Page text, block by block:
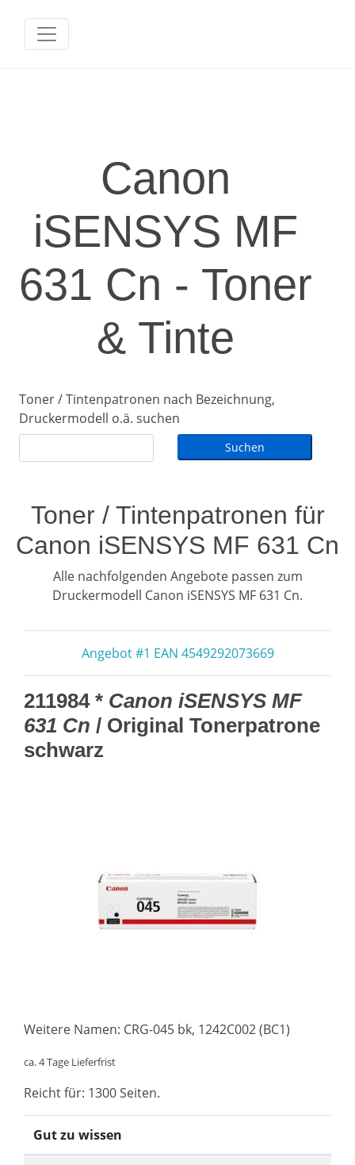
Canon
iSENSYS MF
631 Cn - Toner
& Tinte
Toner / Tintenpatronen nach Bezeichnung,
Druckermodell o.ä. suchen
Toner / Tintenpatronen für
Canon iSENSYS MF 631 Cn
Alle nachfolgenden Angebote passen zum
Druckermodell Canon iSENSYS MF 631 Cn.
Angebot #1 EAN 4549292073669
211984 * Canon iSENSYS MF
631 Cn / Original Tonerpatrone
schwarz
Weitere Namen: CRG-045 bk, 1242C002 (BC1)
ca. 4 Tage Lieferfrist
Reicht für: 1300 Seiten.
Gut zu wissen